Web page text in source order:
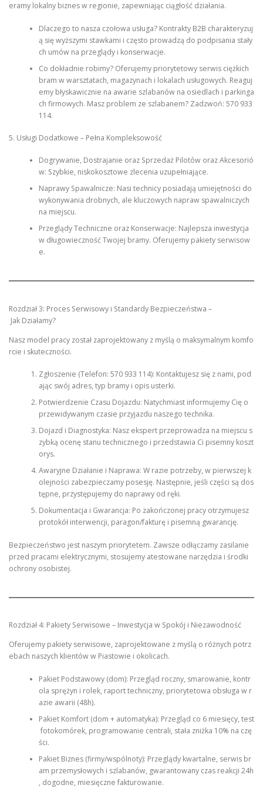
eramy lokalny biznes w regionie, zapewniając ciągłość działania.
Dlaczego to nasza czołowa usługa? Kontrakty B2B charakteryzuj
ą się wyższymi stawkami i często prowadzą do podpisania stały
ch umów na przeglądy i konserwacje.
Co dokładnie robimy? Oferujemy priorytetowy serwis ciężkich
bram w warsztatach, magazynach i lokalach usługowych. Reaguj
emy błyskawicznie na awarie szlabanów na osiedlach i parkinga
ch firmowych. Masz problem ze szlabanem? Zadzwoń: 570 933
114.
5. Usługi Dodatkowe – Pełna Kompleksowość
Dogrywanie, Dostrajanie oraz Sprzedaż Pilotów oraz Akcesorió
w: Szybkie, niskokosztowe zlecenia uzupełniające.
Naprawy Spawalnicze: Nasi technicy posiadają umiejętności do
wykonywania drobnych, ale kluczowych napraw spawalniczych
na miejscu.
Przeglądy Techniczne oraz Konserwacje: Najlepsza inwestycja
w długowieczność Twojej bramy. Oferujemy pakiety serwisow
e.
Rozdział 3: Proces Serwisowy i Standardy Bezpieczeństwa –
Jak Działamy?
Nasz model pracy został zaprojektowany z myślą o maksymalnym komfo
rcie i skuteczności.
Zgłoszenie (Telefon: 570 933 114): Kontaktujesz się z nami, pod
ając swój adres, typ bramy i opis usterki.
Potwierdzenie Czasu Dojazdu: Natychmiast informujemy Cię o
przewidywanym czasie przyjazdu naszego technika.
Dojazd i Diagnostyka: Nasz ekspert przeprowadza na miejscu s
zybką ocenę stanu technicznego i przedstawia Ci pisemny koszt
orys.
Awaryjne Działanie i Naprawa: W razie potrzeby, w pierwszej k
olejności zabezpieczamy posesję. Następnie, jeśli części są dos
tępne, przystępujemy do naprawy od ręki.
Dokumentacja i Gwarancja: Po zakończonej pracy otrzymujesz
protokół interwencji, paragon/fakturę i pisemną gwarancję.
Bezpieczeństwo jest naszym priorytetem. Zawsze odłączamy zasilanie
przed pracami elektrycznymi, stosujemy atestowane narzędzia i środki
ochrony osobistej.
Rozdział 4: Pakiety Serwisowe – Inwestycja w Spokój i Niezawodność
Oferujemy pakiety serwisowe, zaprojektowane z myślą o różnych potrz
ebach naszych klientów w Piastowie i okolicach.
Pakiet Podstawowy (dom): Przegląd roczny, smarowanie, kontr
ola sprężyn i rolek, raport techniczny, priorytetowa obsługa w r
azie awarii (48h).
Pakiet Komfort (dom + automatyka): Przegląd co 6 miesięcy, test
fotokomórek, programowanie centrali, stała zniżka 10% na czę
ści.
Pakiet Biznes (firmy/wspólnoty): Przeglądy kwartalne, serwis br
am przemysłowych i szlabanów, gwarantowany czas reakcji 24h
, dogodne, miesięczne fakturowanie.